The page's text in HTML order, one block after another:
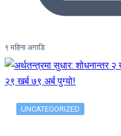
९ महिना अगाडि
UNCATEGORIZED